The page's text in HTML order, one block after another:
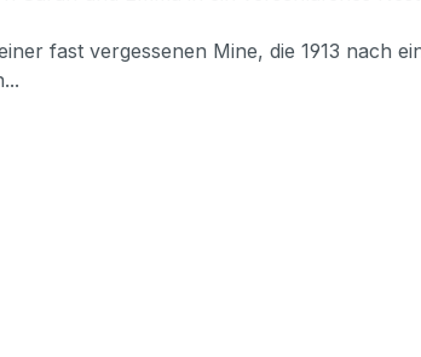
fast vergessenen Mine, die 1913 nach